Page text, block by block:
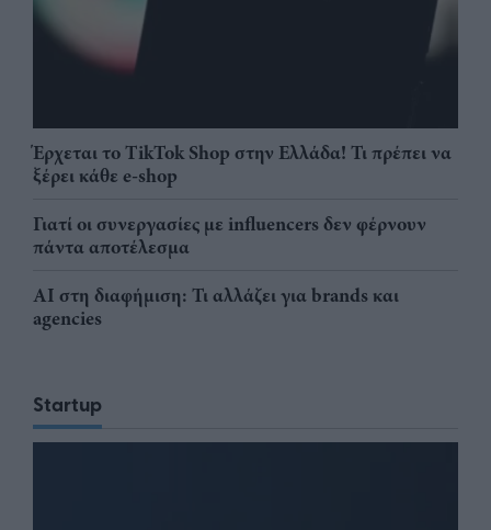
Έρχεται το TikTok Shop στην Ελλάδα! Τι πρέπει να
ξέρει κάθε e-shop
Γιατί οι συνεργασίες με influencers δεν φέρνουν
πάντα αποτέλεσμα
AI στη διαφήμιση: Τι αλλάζει για brands και
agencies
Startup